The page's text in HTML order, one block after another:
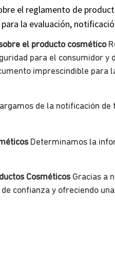
el reglamento de
la evaluación,
el producto cosmético
para el consumidor
imprescindible
de la notificación de
Determinamos la
CosméticosGracias a
confianza y ofreciendo